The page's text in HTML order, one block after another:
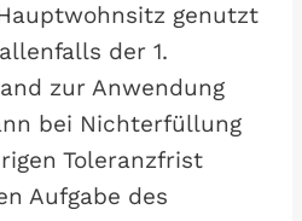
genutzt
der 1.
zur Anwendung
bei Nichterfüllung
Toleranzfrist
Aufgabe des